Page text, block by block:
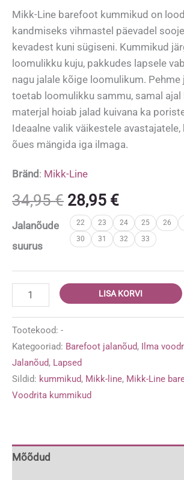
Mikk-Line barefoot kummikud on
kandmiseks vihmastel päevadel
kevadest kuni sügiseni. Kummikud
loomulikku kuju, pakkudes lapsele
nagu jalale kõige loomulikum.
toetab loomulikku sammu, samal ajal
materjal hoiab jalad kuivana ka
Ideaalne valik väikestele
õues mängida iga ilmaga.
Bränd: Mikk-Line
34,95€ Algne
hind
oli:
34,95 €.
28,95 €Praegune
hind
on:
28,95 €.
Jalanõude
suurus
22 23 24 25 26
30
31 32 33
Mikk-
Line
barefoot
'Strong
Blue'
kogus
LISA KORVI
Tootekood: -
Kategooriad: Barefoot jalanõud, Ilma
Jalanõud, Lapsed
Sildid: kummikud, Mikk-line, Mikk-Line
Voodrita kummikud
Mõõdud